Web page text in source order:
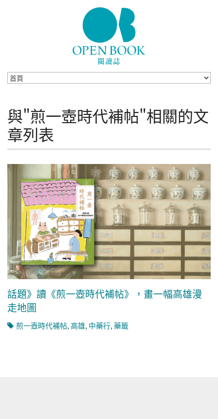
與"煎一壺時代補帖"相關的文
章列表
話題》讀《煎一壺時代補帖》，畫一幅高雄漫
走地圖
煎一壺時代補帖,高雄,中藥行,藥籤